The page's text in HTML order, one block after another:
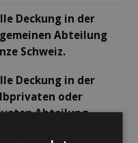
Deckung in der
Abteilung
Schweiz.
Deckung in der
oder
Abteilung